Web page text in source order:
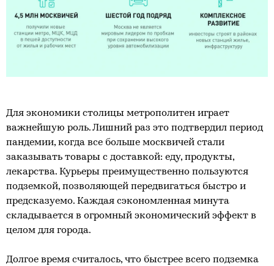
Для экономики столицы метрополитен играет
важнейшую роль. Лишний раз это подтвердил период
пандемии, когда все больше москвичей стали
заказывать товары с доставкой: еду, продукты,
лекарства. Курьеры преимущественно пользуются
подземкой, позволяющей передвигаться быстро и
предсказуемо. Каждая сэкономленная минута
складывается в огромный экономический эффект в
целом для города.
Долгое время считалось, что быстрее всего подземка